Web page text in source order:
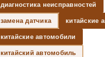
диагностика неисправностей
замена датчика китайские
китайские автомобили
китайский автомобиль